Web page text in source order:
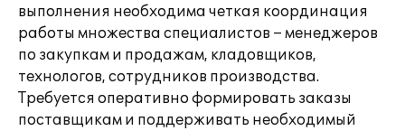
выполнения необходима четкая координация
работы множества специалистов – менеджеров
по закупкам и продажам, кладовщиков,
технологов, сотрудников производства.
Требуется оперативно формировать заказы
поставщикам и поддерживать необходимый